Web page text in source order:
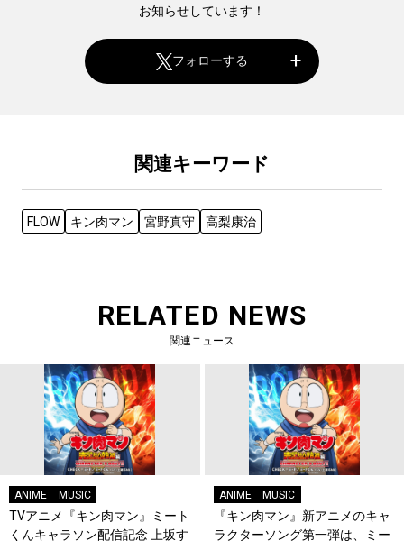
お知らせしています！
フォローする
関連キーワード
FLOW キン肉マン 宮野真守 高梨康治
RELATED NEWS
関連ニュース
ANIME MUSIC
TVアニメ『キン肉マン』ミート
くんキャラソン配信記念 上坂す
ANIME MUSIC
『キン肉マン』新アニメのキャ
ラクターソング第一弾は、ミー